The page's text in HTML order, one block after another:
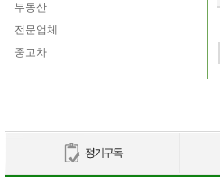
부동산
전문업체
중고차